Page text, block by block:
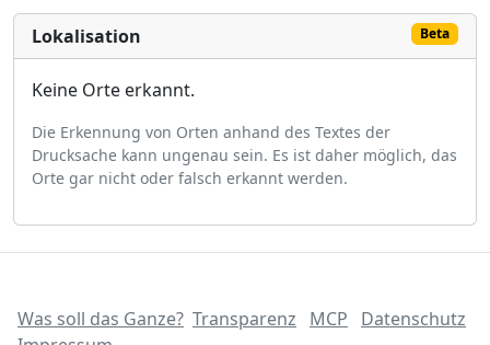
Lokalisation Beta
Keine Orte erkannt.
Die Erkennung von Orten anhand des Textes der
Drucksache kann ungenau sein. Es ist daher möglich, das
Orte gar nicht oder falsch erkannt werden.
Was soll das Ganze? Transparenz MCP
Datenschutz